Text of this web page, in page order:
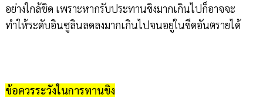
อย่างใกล้ชิด เพราะหากรับประทานขิงมากเกินไปก็อาจจะ
ทำให้ระดับอินซูลินลดลงมากเกินไปจนอยู่ในขีดอันตรายได้
ข้อควรระวังในการทานขิง